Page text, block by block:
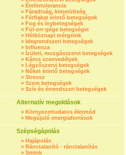
» Ételintolerancia
» Fáradtság, kimerültség
» Férfiakat érintő betegségek
» Fog és ínybetegségek
» Fül-orr-gége betegségei
» Hétköznapi mérgeink
» Idegrendszeri betegségek
» Influenza
» Ízületi, mozgásszervi betegségek
» Káros szenvedélyek
» Légzőszervi betegségek
» Nőket érintő betegségek
» Stressz
» Szem betegségek
» Szív és érrendszeri betegségek
Alternatív megoldások
» Környezettudatos életmód
» Megújuló energiaforrások
Szépségápolás
» Hajápolás
» Ránctalanító - ránctalanítás
» Smink